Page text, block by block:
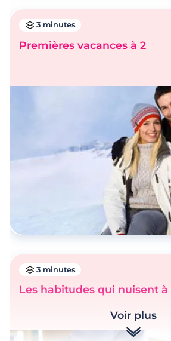
3 minutes
Premières vacances à 2
3 minutes
Les habitudes qui nuisent
Voir plus